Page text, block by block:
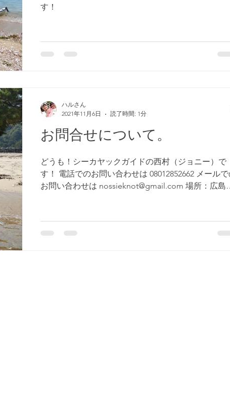
す！
お問合せについて。
どうも！シーカヤックガイドの西村（ジョニー）で
す！ 電話でのお問い合わせは 08012852662 メール
お問い合わせは nossieknot@gmail.com 場所：広島
ハルさん
2021年11月6日
読了時間: 1分